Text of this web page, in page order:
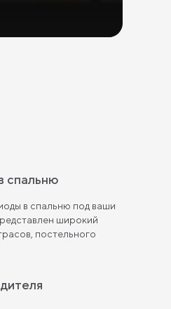
спальню
в спальню под ваши
широкий
постельного